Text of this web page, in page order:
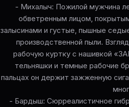
- Михалыч: Пожилой мужчина
обветренным лицом,
залысинами и густые, пышные
производственной пыли.
рабочую куртку с нашивкой
тельняшки и темные рабочие
пальцах он держит зажженную
- Бардыш: Сюрреалистичное